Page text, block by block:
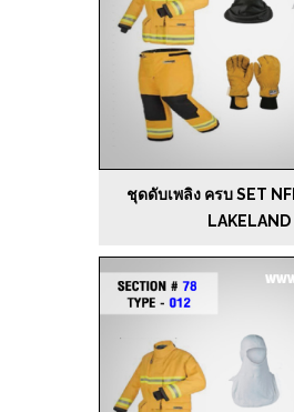
ชุดดับเพลิง ครบ SET
LAKELAND